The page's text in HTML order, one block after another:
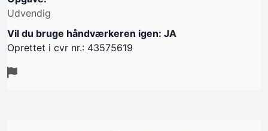
Udvendig
Vil du bruge håndværkeren igen: JA
Oprettet i cvr nr.: 43575619